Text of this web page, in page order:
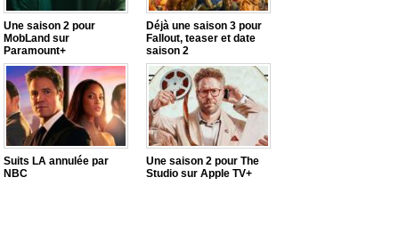
Une saison 2 pour
MobLand sur
Paramount+
Déjà une saison 3 pour
Fallout, teaser et date
saison 2
Suits LA annulée par
NBC
Une saison 2 pour The
Studio sur Apple TV+